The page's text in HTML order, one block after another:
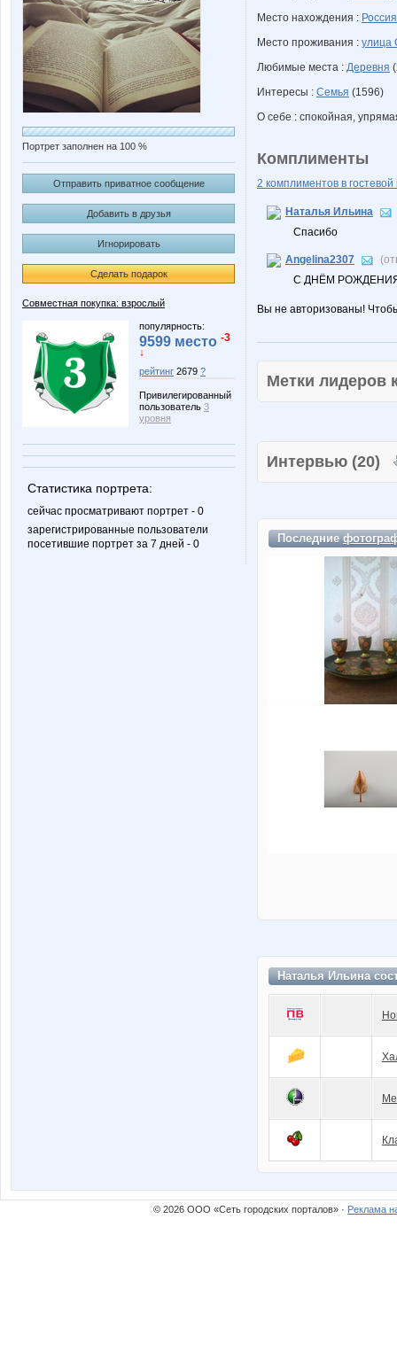
Портрет заполнен на 100 %
Отправить приватное сообщение
Добавить в друзья
Игнорировать
Сделать подарок
Совместная покупка: взрослый
популярность:
9599 место -3
↓
рейтинг 2679 ?
Привилегированный
пользователь 3
уровня
Статистика портрета:
сейчас просматривают портрет - 0
зарегистрированные пользователи
посетившие портрет за 7 дней - 0
Место нахождения : Россия
Место проживания : улица
Любимые места : Деревня
Интересы : Семья (1596)
О себе : спокойная,
Комплименты
2 комплиментов в гостевой
Наталья Ильина
Спасибо
Angelina2307
С ДНЁМ
Вы не авторизованы!
Метки
Интервью (20)
Последние
Наталья Ильина
© 2026 ООО «Сеть городских порталов» · Реклама